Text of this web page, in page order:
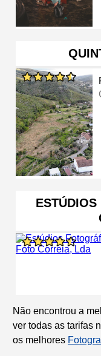
Não encontrou a
ver todas as tarifas
os melhores